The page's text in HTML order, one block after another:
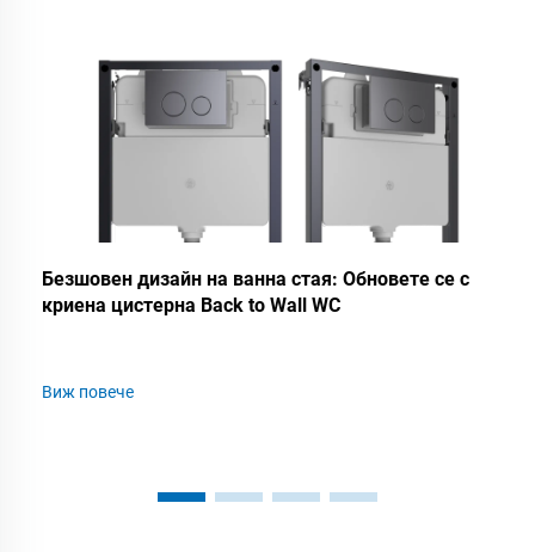
Безшовен дизайн на ванна стая: Обновете се с
криена цистерна Back to Wall WC
Виж повече